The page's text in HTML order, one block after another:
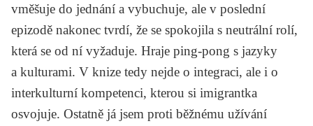
vměšuje do jednání a vybuchuje, ale v poslední
epizodě nakonec tvrdí, že se spokojila s neutrální rolí,
která se od ní vyžaduje. Hraje ping-pong s jazyky
a kulturami. V knize tedy nejde o integraci, ale i o
interkulturní kompetenci, kterou si imigrantka
osvojuje. Ostatně já jsem proti běžnému užívání